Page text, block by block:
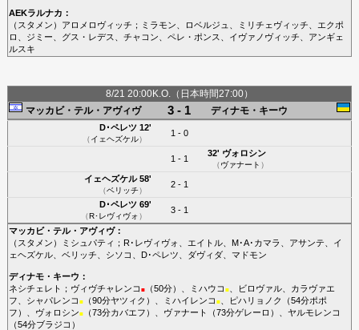
AEKラルナカ ：
（スタメン） アロメロヴィッチ ； ミラモン ロベルジュ ミリチェヴィッチ
エクポ
ロ
ジミー グス・レデス チャコン ペレ・ポンス イヴァノヴィッチ
アンギェ
ルスキ
8/21 20:00K.O.（日本時間27:00）
マッカビ・テル・アヴィヴ
3 - 1 ディナモ・キーウ
D･ペレツ12'
（イェヘズケル）
1 - 0
1 - 1
32' ヴォロシン
（ヴァナート ）
イェヘズケル58'
（ベリッチ）
2 - 1
D･ペレツ69'
（R･レヴィヴォ）
3 - 1
マッカビ・テル・アヴィヴ：
（スタメン）
ミシュパティ ； R･レヴィヴォ エイトル、 M･A･カマラ アサンテ
イ
ェヘズケル、 ベリッチ シソコ D･ペレツ ダヴィダ、 マドモン
ディナモ・キーウ ：
ネシチェレト ； ヴィヴチャレンコ ■（50分）、 ミハウコ ■、 ビロヴァル、 カラヴァエ
フ
シャパレンコ ■（90分ヤツィク ）、 ミハイレンコ ■、 ピハリョノク （54分ポポ
フ ）、 ヴォロシン■（73分カバエフ ）、 ヴァナート （73分ゲレーロ ）、 ヤルモレンコ
（54分ブラジコ ）